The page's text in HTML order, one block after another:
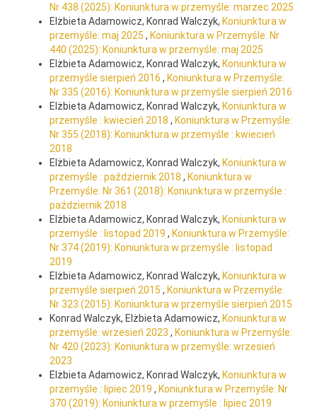
Nr 438 (2025): Koniunktura w przemyśle: marzec 2025
Elżbieta Adamowicz, Konrad Walczyk, Koniunktura w
przemyśle: maj 2025 , Koniunktura w Przemyśle: Nr
440 (2025): Koniunktura w przemyśle: maj 2025
Elżbieta Adamowicz, Konrad Walczyk, Koniunktura w
przemyśle sierpień 2016 , Koniunktura w Przemyśle:
Nr 335 (2016): Koniunktura w przemyśle sierpień 2016
Elżbieta Adamowicz, Konrad Walczyk, Koniunktura w
przemyśle : kwiecień 2018 , Koniunktura w Przemyśle:
Nr 355 (2018): Koniunktura w przemyśle : kwiecień
2018
Elżbieta Adamowicz, Konrad Walczyk, Koniunktura w
przemyśle : październik 2018 , Koniunktura w
Przemyśle: Nr 361 (2018): Koniunktura w przemyśle :
październik 2018
Elżbieta Adamowicz, Konrad Walczyk, Koniunktura w
przemyśle : listopad 2019 , Koniunktura w Przemyśle:
Nr 374 (2019): Koniunktura w przemyśle : listopad
2019
Elżbieta Adamowicz, Konrad Walczyk, Koniunktura w
przemyśle sierpień 2015 , Koniunktura w Przemyśle:
Nr 323 (2015): Koniunktura w przemyśle sierpień 2015
Konrad Walczyk, Elżbieta Adamowicz, Koniunktura w
przemyśle: wrzesień 2023 , Koniunktura w Przemyśle:
Nr 420 (2023): Koniunktura w przemyśle: wrzesień
2023
Elżbieta Adamowicz, Konrad Walczyk, Koniunktura w
przemyśle : lipiec 2019 , Koniunktura w Przemyśle: Nr
370 (2019): Koniunktura w przemyśle : lipiec 2019